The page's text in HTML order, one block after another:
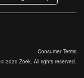
© 2020 Zoek. All rights reserved.
Consumer Terms